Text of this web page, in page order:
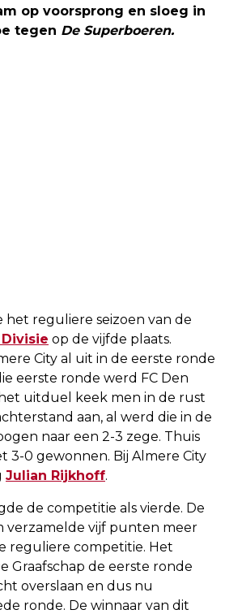
op voorsprong en sloeg in
tegen De Superboeren.
het reguliere seizoen van de
op de vijfde plaats.
City al uit in de eerste ronde
eerste ronde werd FC Den
uitduel keek men in de rust
aan, al werd die in de
naar een 2-3 zege. Thuis
3-0 gewonnen. Bij Almere City
Julian Rijkhoff.
de competitie als vierde. De
verzamelde vijf punten meer
reguliere competitie. Het
Graafschap de eerste ronde
overslaan en dus nu
ronde. De winnaar van dit